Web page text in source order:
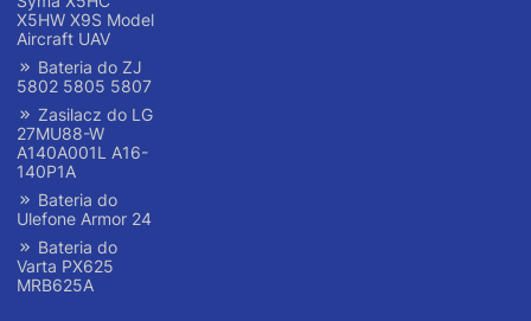
X5HW X9S Model
Aircraft UAV
Bateria do ZJ
5802 5805 5807
Zasilacz do LG
27MU88-W
A140A001L A16-
140P1A
Bateria do
Ulefone Armor 24
Bateria do
Varta PX625
MRB625A